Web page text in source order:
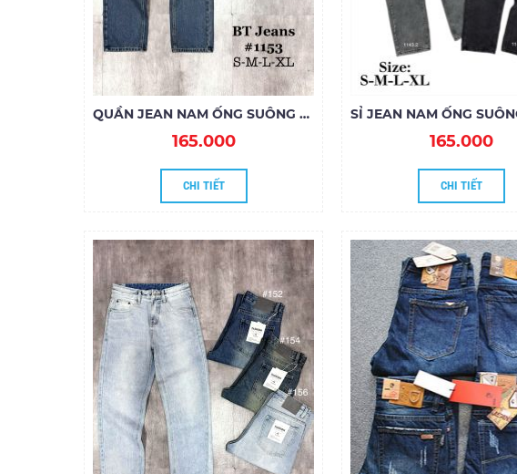
QUẦN JEAN NAM ỐNG SUÔNG XANH DƠ NHẸ 1153
165.000
CHI TIẾT
165.000
CHI TIẾT